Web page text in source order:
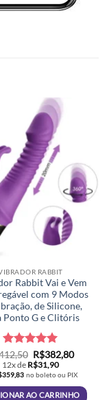
RABBIT
Rabbit Vai e Vem
com 9 Modos
de Silicone,
Ponto G e Clitóris
Avaliação5
de 5
O
preço
original
era:
R$412,50.
R$382,80O
atual
é:
12x de R$31,90
359,83 no boleto ou PIX
AO CARRINHO